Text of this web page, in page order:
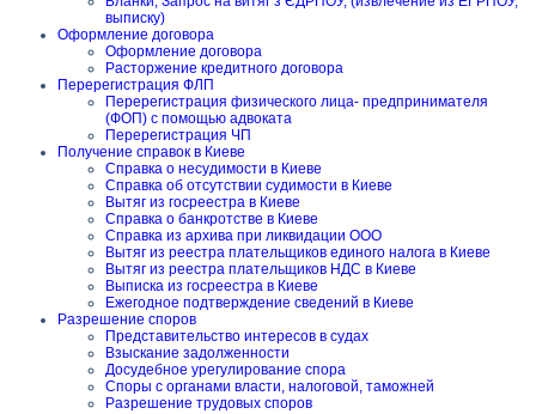
выписку)
Оформление договора
Оформление договора
Расторжение кредитного договора
Перерегистрация ФЛП
Перерегистрация физического лица- предпринимателя
(ФОП) с помощью адвоката
Перерегистрация ЧП
Получение справок в Киеве
Справка о несудимости в Киеве
Справка об отсутствии судимости в Киеве
Вытяг из госреестра в Киеве
Справка о банкротстве в Киеве
Справка из архива при ликвидации ООО
Вытяг из реестра плательщиков единого налога в Киеве
Вытяг из реестра плательщиков НДС в Киеве
Выписка из госреестра в Киеве
Ежегодное подтверждение сведений в Киеве
Разрешение споров
Представительство интересов в судах
Взыскание задолженности
Досудебное урегулирование спора
Споры с органами власти, налоговой, таможней
Разрешение трудовых споров